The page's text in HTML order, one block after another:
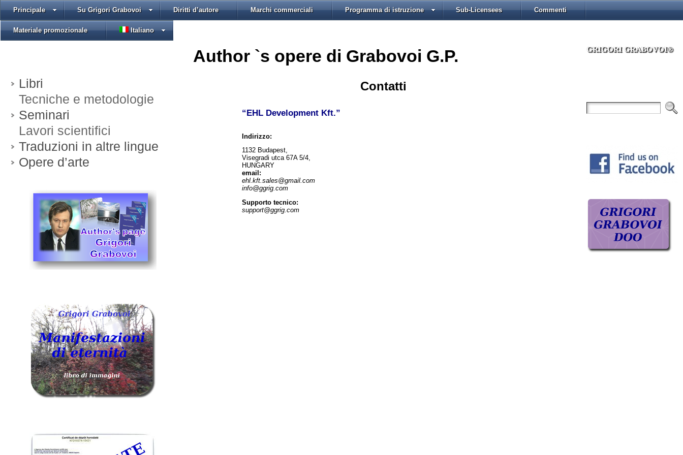
Principale Su Grigori Grabovoi Diritti d’autore Marchi commerciali Programma di istruzione Sub-Licensees Commenti
Materiale promozionale Italiano
Libri
Tecniche e metodologie
Seminari
Lavori scientifici
Traduzioni in altre lingue
Opere d’arte
Author `s opere di Grabovoi G.P.
Contatti
“EHL Development Kft.”
Indirizzo:
1132 Budapest,
Visegradi utca 67A 5/4,
HUNGARY
email:
ehl.kft.sales@gmail.com
info@ggrig.com
Supporto tecnico:
support@ggrig.com
GRIGORI GRABOVOI®